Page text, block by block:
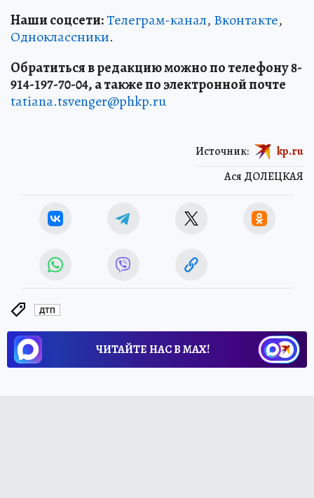
Наши соцсети:Телеграм-канал, Вконтакте,
Одноклассники.
Обратиться в редакцию можно по телефону 8-
914-197-70-04, а также по электронной почте
tatiana.tsvenger@phkp.ru
Ася ДОЛЕЦКАЯ
Источник: kp.ru
ДТП
ЧИТАЙТЕ НАС В МАХ!